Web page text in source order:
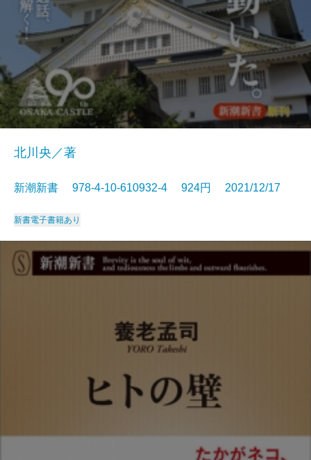
北川央／著
新潮新書 978-4-10-610932-4 924円 2021/12/17
新書電子書籍あり